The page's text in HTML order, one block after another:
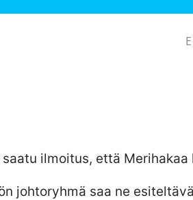
ilmoitus, että
johtoryhmä saa ne